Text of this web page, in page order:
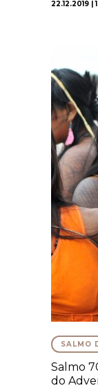
22.12.2019 |
SALMO
Salmo
do